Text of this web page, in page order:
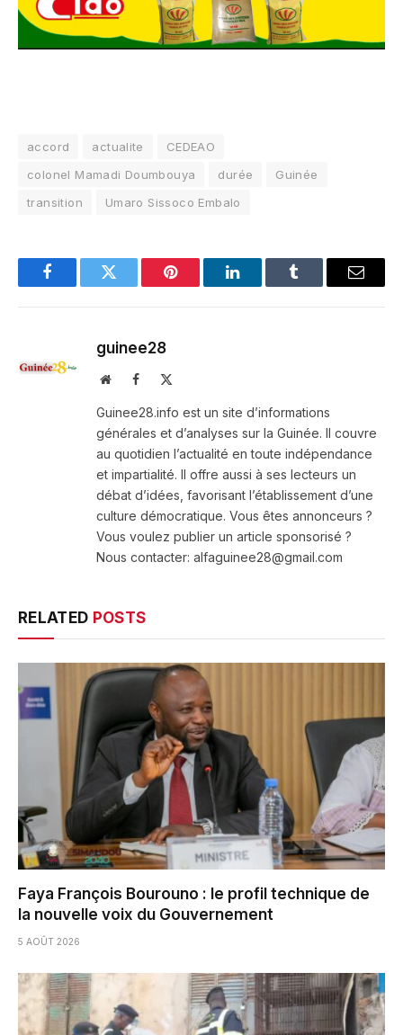
accord actualite
CEDEAO
colonel Mamadi Doumbouya
durée
Guinée
transition
Umaro Sissoco Embalo
FacebookTwitter Pinterest LinkedInTumblr Email
guinee28
WebsiteFacebook
Guinee28.info est un site d’informations
générales et d’analyses sur la Guinée. Il couvre
au quotidien l’actualité en toute indépendance
et impartialité. Il offre aussi à ses lecteurs un
débat d’idées, favorisant l’établissement d’une
culture démocratique. Vous êtes annonceurs ?
Vous voulez publier un article sponsorisé ?
Nous contacter: alfaguinee28@gmail.com
RELATED POSTS
Faya François Bourouno : le profil technique de
la nouvelle voix du Gouvernement
5 AOÛT 2026